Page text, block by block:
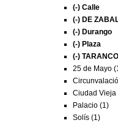
(-) Calle
(-) DE
(-) Durango
(-) Plaza
(-) TARANCO
25 de Mayo
Ciudad Vieja
Palacio (1)
Solís (1)